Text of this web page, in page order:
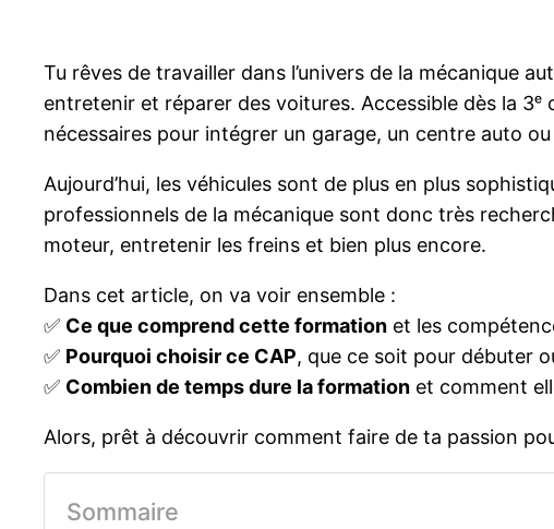
Tu rêves de travailler dans l’univers de la mécanique
entretenir et réparer des voitures. Accessible dès la
nécessaires pour intégrer un garage, un centre auto
Aujourd’hui, les véhicules sont de plus en plus
professionnels de la mécanique sont donc très
moteur, entretenir les freins et bien plus encore.
Dans cet article, on va voir ensemble :
✅ Ce que comprend cette formation et les
✅ Pourquoi choisir ce CAP, que ce soit pour débuter
✅ Combien de temps dure la formation et comment
Alors, prêt à découvrir comment faire de ta passion
Sommaire